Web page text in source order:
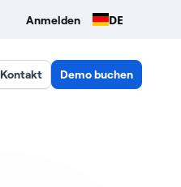
Anmelden DE
Kontakt Demo buchen